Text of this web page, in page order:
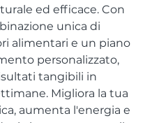
ed efficace. Con
unica di
alimentari e un piano
personalizzato,
tangibili in
Migliora la tua
aumenta l'energia e